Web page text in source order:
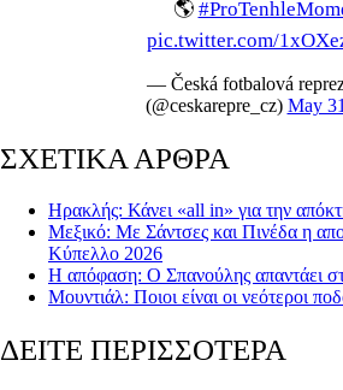
🌎
pic.twitter.com/
— Česká fotbalová
(@ceskarepre_cz) May
ΣΧΕΤΙΚΑ ΑΡΘΡΑ
Ηρακλής: Κάνει «all in» για την
Μεξικό: Με Σάντσες και Πινέδα η
Κύπελλο 2026
Η απόφαση: Ο Σπανούλης απαντάει
Μουντιάλ: Ποιοι είναι οι νεότεροι
ΔΕΙΤΕ ΠΕΡΙΣΣΟΤΕΡΑ